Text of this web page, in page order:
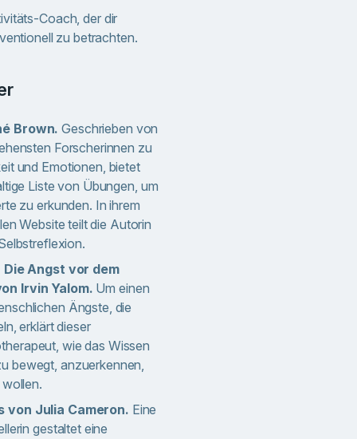
Coach, der dir
zu betrachten.
Brown. Geschrieben von
Forscherinnen zu
und Emotionen, bietet
Liste von Übungen, um
zu erkunden. In ihrem
Website teilt die Autorin
Die Angst vor dem
Irvin Yalom. Um einen
Ängste, die
erklärt dieser
wie das Wissen
bewegt, anzuerkennen,
von Julia Cameron. Eine
gestaltet eine